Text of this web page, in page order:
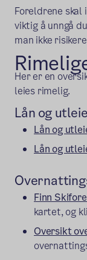
Foreldrene skal
viktig å unngå
man ikke
Her er en
leies rimelig.
Lån og
Lån og
Lån og
Finn
kartet, og
Oversikt